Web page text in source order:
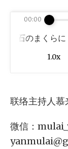
石のまくらに
1.0x
00:00
联络主持人
微信：